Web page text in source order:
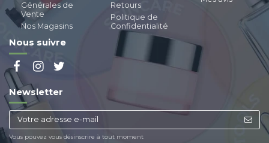
Générales de
Vente
Nos Magasins
Retours
Politique de
Confidentialité
Nous suivre
Newsletter
Vous pouvez vous désinscrire à tout moment